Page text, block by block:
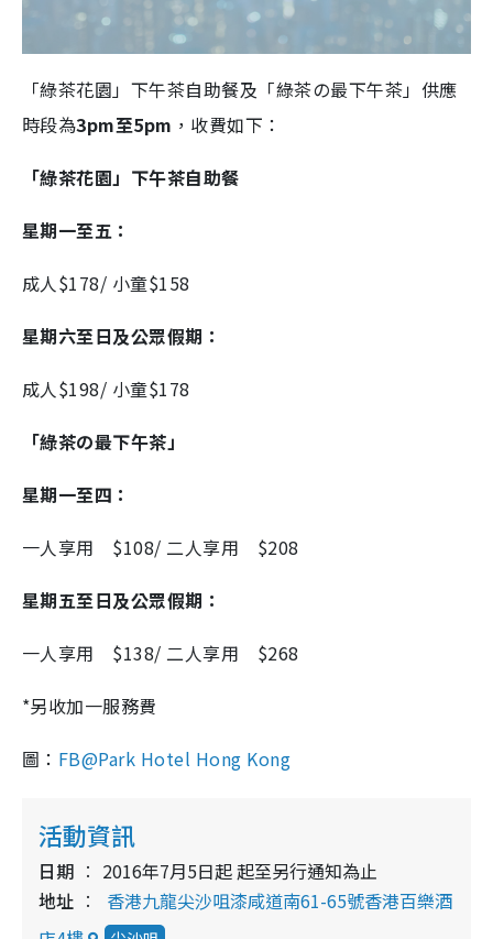
「綠茶花園」下午茶自助餐及「綠茶の最下午茶」供應
時段為3pm至5pm ，收費如下：
「綠茶花園」下午茶自助餐
星期一至五：
成人$178/ 小童$158
星期六至日及公眾假期：
成人$198/ 小童$178
「綠茶の最下午茶」
星期一至四：
一人享用 $108/ 二人享用 $208
星期五至日及公眾假期：
一人享用 $138/ 二人享用 $268
*另收加一服務費
圖： FB@Park Hotel Hong Kong
活動資訊
日期
2016年7月5日起 起至另行通知為止
地址
香港九龍尖沙咀漆咸道南61-65號香港百樂酒